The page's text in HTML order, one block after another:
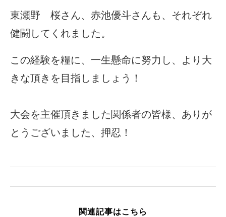
東瀬野 桜さん、赤池優斗さんも、それぞれ
健闘してくれました。
この経験を糧に、一生懸命に努力し、より大
きな頂きを目指しましょう！
大会を主催頂きました関係者の皆様、ありが
とうございました、押忍！
関連記事はこちら